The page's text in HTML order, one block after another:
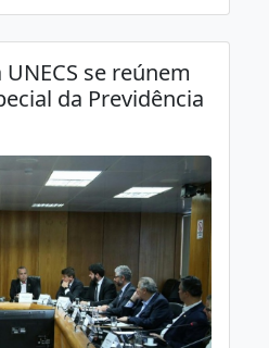
se reúnem
da Previdência